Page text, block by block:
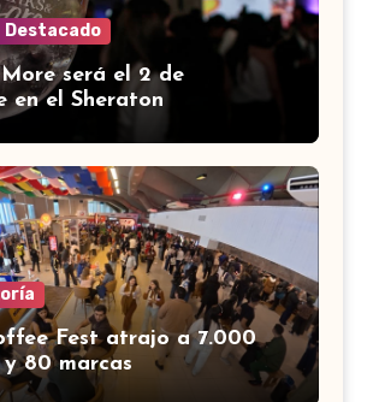
Destacado
será el 2 de
en el Sheraton
Fest atrajo a 7.000
y 80 marcas